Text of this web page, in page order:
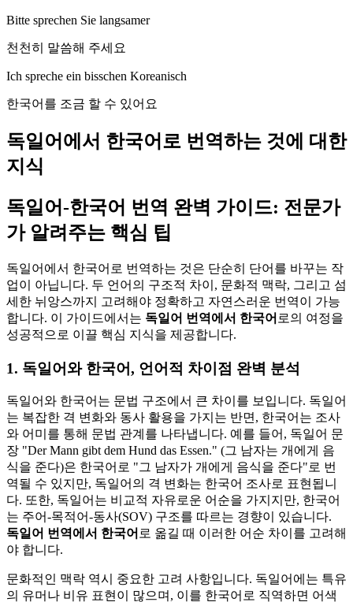
Bitte sprechen Sie langsamer
천천히 말씀해 주세요
Ich spreche ein bisschen Koreanisch
한국어를 조금 할 수 있어요
독일어에서 한국어로 번역하는 것에 대한
지식
독일어-한국어 번역 완벽 가이드: 전문가
가 알려주는 핵심 팁
독일어에서 한국어로 번역하는 것은 단순히 단어를 바꾸는 작
업이 아닙니다. 두 언어의 구조적 차이, 문화적 맥락, 그리고 섬
세한 뉘앙스까지 고려해야 정확하고 자연스러운 번역이 가능
합니다. 이 가이드에서는 독일어 번역에서 한국어 로의 여정을
성공적으로 이끌 핵심 지식을 제공합니다.
1. 독일어와 한국어, 언어적 차이점 완벽 분석
독일어와 한국어는 문법 구조에서 큰 차이를 보입니다. 독일어
는 복잡한 격 변화와 동사 활용을 가지는 반면, 한국어는 조사
와 어미를 통해 문법 관계를 나타냅니다. 예를 들어, 독일어 문
장 "Der Mann gibt dem Hund das Essen." (그 남자는 개에게 음
식을 준다)은 한국어로 "그 남자가 개에게 음식을 준다"로 번
역될 수 있지만, 독일어의 격 변화는 한국어 조사로 표현됩니
다. 또한, 독일어는 비교적 자유로운 어순을 가지지만, 한국어
는 주어-목적어-동사(SOV) 구조를 따르는 경향이 있습니다.
독일어 번역에서 한국어 로 옮길 때 이러한 어순 차이를 고려해
야 합니다.
문화적인 맥락 역시 중요한 고려 사항입니다. 독일어에는 특유
의 유머나 비유 표현이 많으며, 이를 한국어로 직역하면 어색